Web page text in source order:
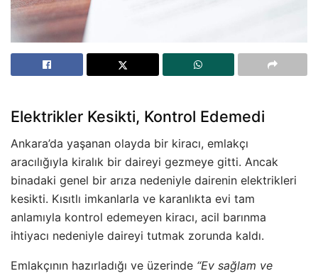
Elektrikler Kesikti, Kontrol Edemedi
Ankara’da yaşanan olayda bir kiracı, emlakçı
aracılığıyla kiralık bir daireyi gezmeye gitti. Ancak
binadaki genel bir arıza nedeniyle dairenin elektrikleri
kesikti. Kısıtlı imkanlarla ve karanlıkta evi tam
anlamıyla kontrol edemeyen kiracı, acil barınma
ihtiyacı nedeniyle daireyi tutmak zorunda kaldı.
Emlakçının hazırladığı ve üzerinde “Ev sağlam ve